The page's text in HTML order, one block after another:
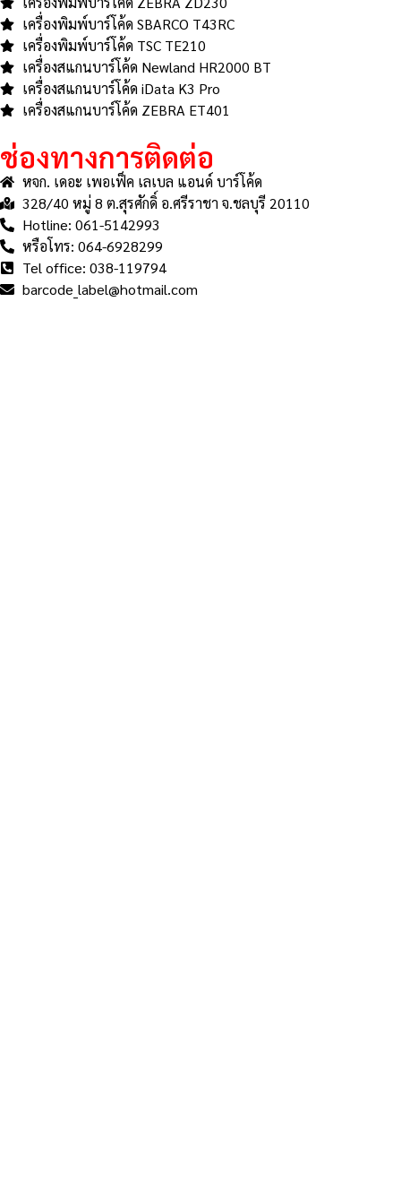
เครื่องพิมพ์บาร์โค้ด SBARCO T43RC
เครื่องพิมพ์บาร์โค้ด TSC TE210
เครื่องสแกนบาร์โค้ด Newland HR2000 BT
เครื่องสแกนบาร์โค้ด iData K3 Pro
เครื่องสแกนบาร์โค้ด ZEBRA ET401
ช่องทางการติดต่อ
หจก. เดอะ เพอเฟ็ค เลเบล แอนด์ บาร์โค้ด
328/40 หมู่ 8 ต.สุรศักดิ์ อ.ศรีราชา จ.ชลบุรี 20110
Hotline: 061-5142993
หรือโทร: 064-6928299
Tel office: 038-119794
barcode_label@hotmail.com